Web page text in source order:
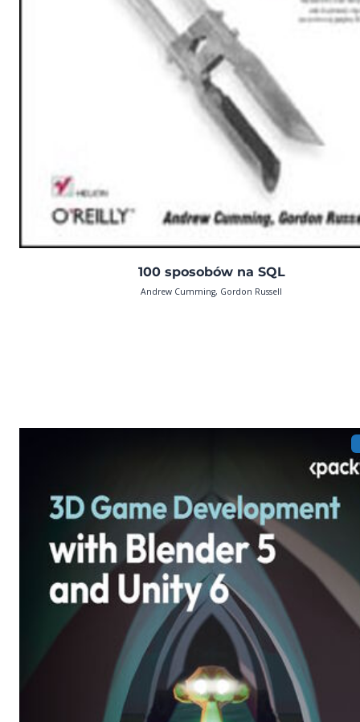
100 sposobów na SQL
Andrew Cumming, Gordon Russell